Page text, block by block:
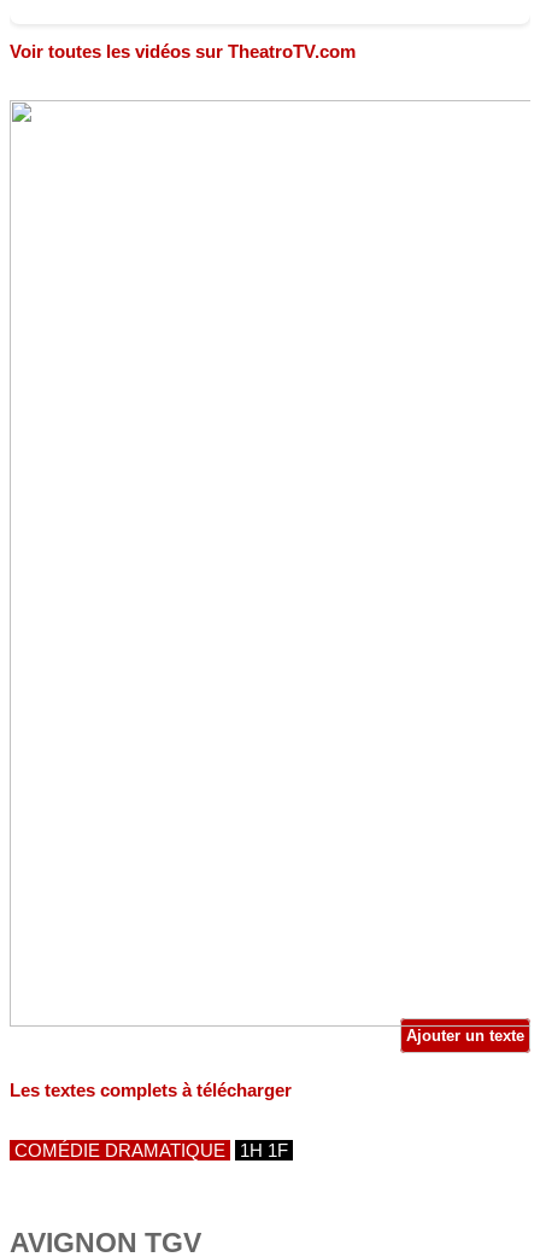
Voir toutes les vidéos sur TheatroTV.com
Ajouter un texte
Les textes complets à télécharger
COMÉDIE DRAMATIQUE 1H 1F
AVIGNON TGV